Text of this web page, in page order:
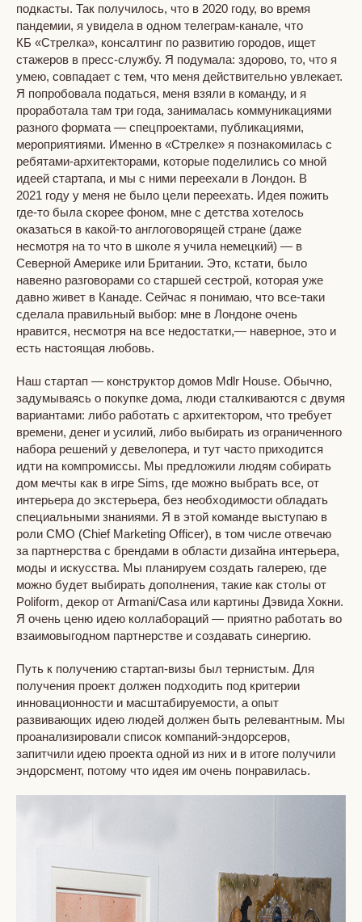
подкасты. Так получилось, что в 2020 году, во время
пандемии, я увидела в одном телеграм-канале, что
КБ «Стрелка», консалтинг по развитию городов, ищет
стажеров в пресс-службу. Я подумала: здорово, то, что я
умею, совпадает с тем, что меня действительно увлекает.
Я попробовала податься, меня взяли в команду, и я
проработала там три года, занималась коммуникациями
разного формата — спецпроектами, публикациями,
мероприятиями. Именно в «Стрелке» я познакомилась с
ребятами-архитекторами, которые поделились со мной
идеей стартапа, и мы с ними переехали в Лондон. В
2021 году у меня не было цели переехать. Идея пожить
где-то была скорее фоном, мне с детства хотелось
оказаться в какой-то англоговорящей стране (даже
несмотря на то что в школе я учила немецкий) — в
Северной Америке или Британии. Это, кстати, было
навеяно разговорами со старшей сестрой, которая уже
давно живет в Канаде. Сейчас я понимаю, что все-таки
сделала правильный выбор: мне в Лондоне очень
нравится, несмотря на все недостатки,— наверное, это и
есть настоящая любовь.
Наш стартап — конструктор домов Mdlr House. Обычно,
задумываясь о покупке дома, люди сталкиваются с двумя
вариантами: либо работать с архитектором, что требует
времени, денег и усилий, либо выбирать из ограниченного
набора решений у девелопера, и тут часто приходится
идти на компромиссы. Мы предложили людям собирать
дом мечты как в игре Sims, где можно выбрать все, от
интерьера до экстерьера, без необходимости обладать
специальными знаниями. Я в этой команде выступаю в
роли CMO (Chief Marketing Officer), в том числе отвечаю
за партнерства с брендами в области дизайна интерьера,
моды и искусства. Мы планируем создать галерею, где
можно будет выбирать дополнения, такие как столы от
Poliform, декор от Armani/Casa или картины Дэвида Хокни.
Я очень ценю идею коллабораций — приятно работать во
взаимовыгодном партнерстве и создавать синергию.
Путь к получению стартап-визы был тернистым. Для
получения проект должен подходить под критерии
инновационности и масштабируемости, а опыт
развивающих идею людей должен быть релевантным. Мы
проанализировали список компаний-эндорсеров,
запитчили идею проекта одной из них и в итоге получили
эндорсмент, потому что идея им очень понравилась.